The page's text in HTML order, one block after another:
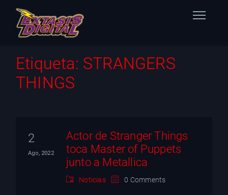
Contacto
TW
Etiqueta: STRANGERS
THINGS
2
Ago, 2022
Actor de Stranger Things
toca Master of Puppets
junto a Metallica
Noticias 0 Comments